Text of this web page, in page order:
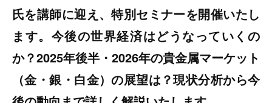
氏を講師に迎え、特別セミナーを開催いたし
ます。今後の世界経済はどうなっていくの
か？2025年後半・2026年の貴金属マーケット
（金・銀・白金）の展望は？現状分析から今